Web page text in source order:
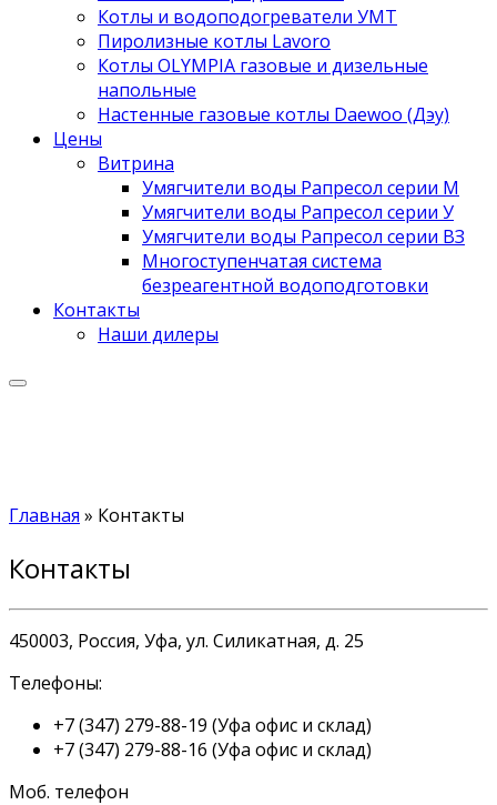
Котлы и водоподогреватели УМТ
Пиролизные котлы Lavoro
Котлы OLYMPIA газовые и дизельные
напольные
Настенные газовые котлы Daewoo (Дэу)
Цены
Витрина
Умягчители воды Рапресол серии М
Умягчители воды Рапресол серии У
Умягчители воды Рапресол серии ВЗ
Многоступенчатая система
безреагентной водоподготовки
Контакты
Наши дилеры
Главная » Контакты
Контакты
450003, Россия, Уфа, ул. Силикатная, д. 25
Телефоны:
+7 (347) 279-88-19 (Уфа офис и склад)
+7 (347) 279-88-16 (Уфа офис и склад)
Моб. телефон